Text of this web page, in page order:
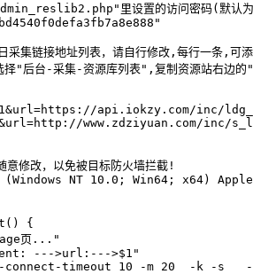
里设置的访问密码(默认
采集链接地址列表，请自行修改,每行一条,可
择"后台-采集-资源库列表",复制资源站右边
api.iokzy.com/inc/
www.zdziyuan.com/inc/
修改，以免被目标防火墙拦截!
NT 10.0; Win64; x64)
{
页..."
--->url:--->$1"
timeout 10 -m 20  -k -s   -